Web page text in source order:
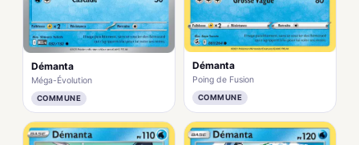
Démanta
Méga-Évolution
COMMUNE
Démanta
Poing de Fusion
COMMUNE